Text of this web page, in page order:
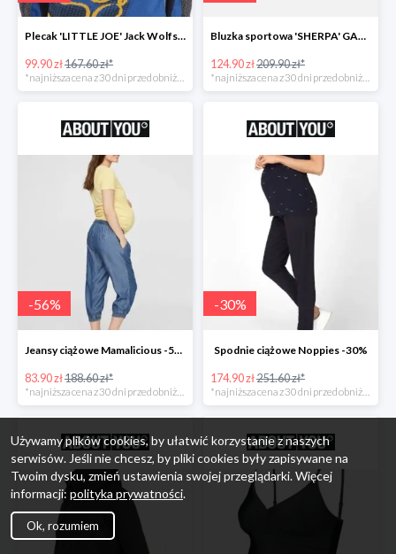
Plecak 'LITTLE JOE' Jack Wolfskin -40%
99.90 zł167.60 zł*
*najniższa cena z 30 dni przed obniżką
Bluzka sportowa 'SHERPA' GAP -40%
124.90 zł209.90 zł*
*najniższa cena z 30 dni przed obniżką
-56%
Jeansy ciążowe Mamalicious -56%
83.90 zł188.60 zł*
-30%
Spodnie ciążowe Noppies -30%
174.90 zł251.60 zł*
Używamy plików cookies, by ułatwić korzystanie z naszych
serwisów. Jeśli nie chcesz, by pliki cookies były zapisywane na
Twoim dysku, zmień ustawienia swojej przeglądarki. Więcej
informacji: polityka prywatności.
Ok, rozumiem